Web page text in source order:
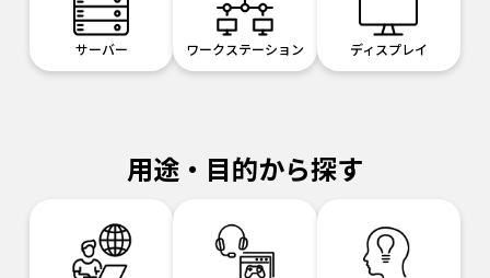
サーバー ワークステーション ディスプレイ
用途・目的から探す